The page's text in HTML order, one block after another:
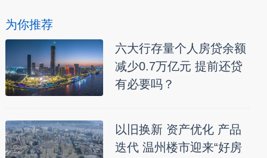
为你推荐
六大行存量个人房贷余额
减少0.7万亿元 提前还贷
有必要吗？
以旧换新 资产优化 产品
迭代 温州楼市迎来“好房